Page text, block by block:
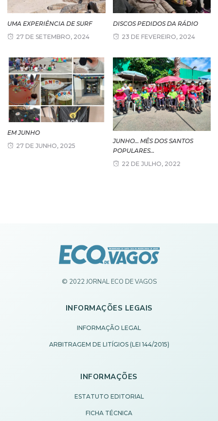
UMA EXPERIÊNCIA DE SURF
27 DE SETEMBRO, 2024
DISCOS PEDIDOS DA RÁDIO
23 DE FEVEREIRO, 2024
EM JUNHO
27 DE JUNHO, 2025
JUNHO… MÊS DOS SANTOS
POPULARES…
22 DE JULHO, 2022
© 2022 JORNAL ECO DE VAGOS
INFORMAÇÕES LEGAIS
INFORMAÇÃO LEGAL
ARBITRAGEM DE LITÍGIOS (LEI 144/2015)
INFORMAÇÕES
ESTATUTO EDITORIAL
FICHA TÉCNICA